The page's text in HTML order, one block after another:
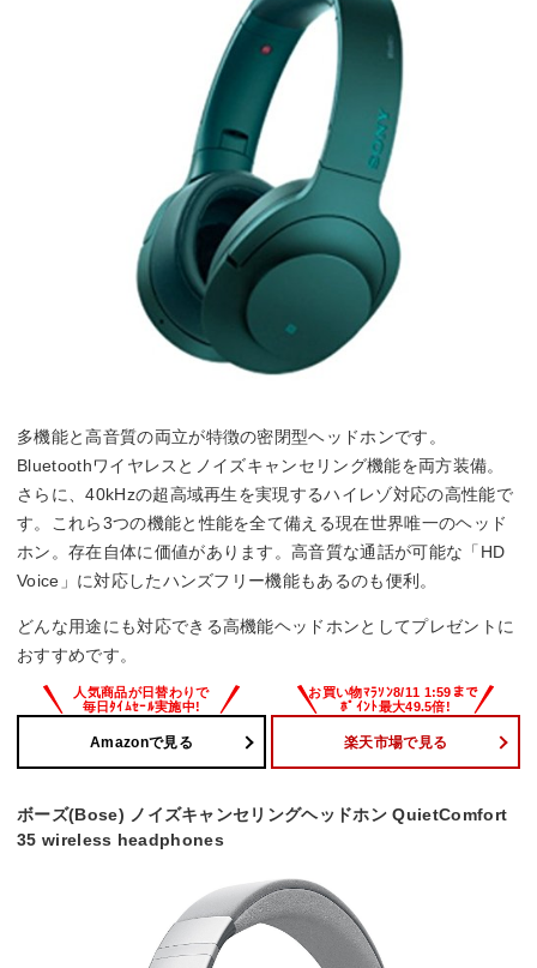
多機能と高音質の両立が特徴の密閉型ヘッドホンです。
Bluetoothワイヤレスとノイズキャンセリング機能を両方装備。
さらに、40kHzの超高域再生を実現するハイレゾ対応の高性能で
す。これら3つの機能と性能を全て備える現在世界唯一のヘッド
ホン。存在自体に価値があります。高音質な通話が可能な「HD
Voice」に対応したハンズフリー機能もあるのも便利。
どんな用途にも対応できる高機能ヘッドホンとしてプレゼントに
おすすめです。
Amazonで見る 楽天市場で見る
ボーズ(Bose) ノイズキャンセリングヘッドホン QuietComfort
35 wireless headphones